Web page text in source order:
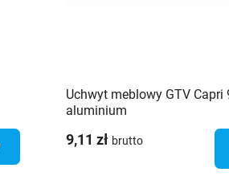
Uchwyt meblowy GTV Capri
aluminium
9,11 zł brutto